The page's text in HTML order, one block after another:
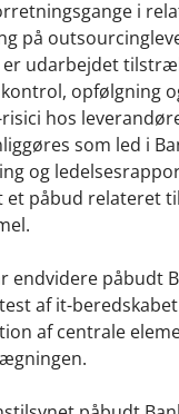
i
på
udarbejdet
opfølgning
hos
som led i
og
et påbud relateret
endvidere påbudt
af it-
af centrale